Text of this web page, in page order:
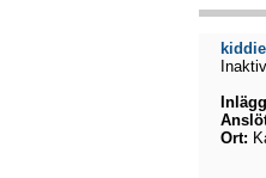
kiddie
Inaktiv
Ort: